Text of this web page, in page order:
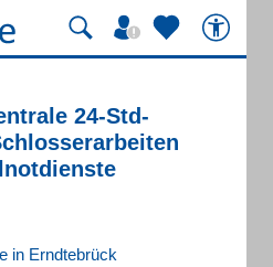
24-Std-
in Erndtebrück